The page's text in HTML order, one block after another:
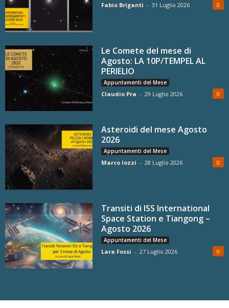
Fabio Briganti - 31 Luglio 2026 0
Le Comete del mese di
Agosto: LA 10P/TEMPEL AL
PERIELIO
Appuntamenti del Mese
Claudio Pra - 29 Luglio 2026 0
Asteroidi del mese Agosto
2026
Appuntamenti del Mese
Marco Iozzi - 28 Luglio 2026 0
Transiti di ISS International
Space Station e Tiangong –
Agosto 2026
Appuntamenti del Mese
Lara Fossi - 27 Luglio 2026 0